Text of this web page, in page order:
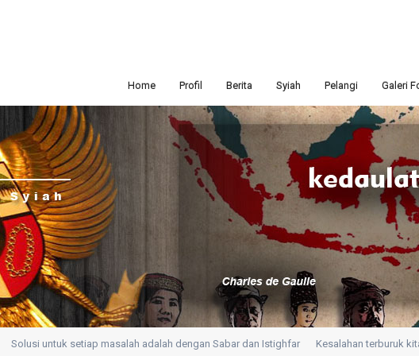
Home Profil Berita Syiah Pelangi Galeri
Solusi untuk setiap masalah adalah dengan Sabar dan Istighfar Kesalahan terburuk kita